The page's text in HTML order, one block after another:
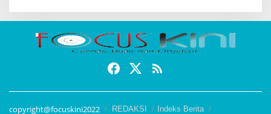
copyright@focuskini2022 REDAKSI Indeks Berita